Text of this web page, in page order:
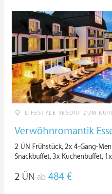
LIFESTYLE RESORT ZUM
Verwöhnromantik
2 ÜN Frühstück, 2x 4-Gang-
Snackbuffet, 3x Kuchenbuffet,
2 ÜN ab 484 €